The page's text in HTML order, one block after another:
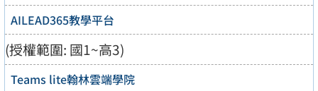
AILEAD365教學平台
(授權範圍: 國1~高3)
Teams lite翰林雲端學院